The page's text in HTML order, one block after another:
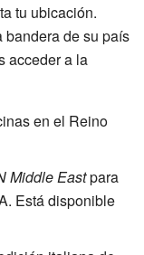
tu ubicación.
de su país
acceder a la
en el Reino
Middle Eastpara
Está disponible